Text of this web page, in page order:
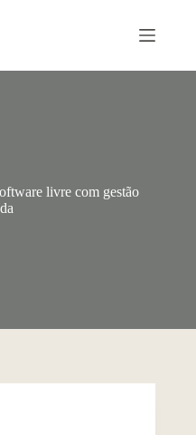
livre com gestão